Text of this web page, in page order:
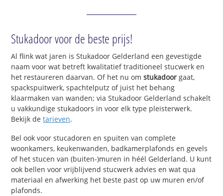
Stukadoor voor de beste prijs!
Al flink wat jaren is Stukadoor Gelderland een gevestigde
naam voor wat betreft kwalitatief traditioneel stucwerk en
het restaureren daarvan. Of het nu omstukadoor gaat,
spackspuitwerk, spachtelputz of juist het behang
klaarmaken van wanden; via Stukadoor Gelderland schakelt
u vakkundige stukadoors in voor elk type pleisterwerk.
Bekijk detarieven.
Bel ook voor stucadoren en spuiten van complete
woonkamers, keukenwanden, badkamerplafonds en gevels
of het stucen van (buiten-)muren in héél Gelderland. U kunt
ook bellen voor vrijblijvend stucwerk advies en wat qua
materiaal en afwerking het beste past op uw muren en/of
plafonds.